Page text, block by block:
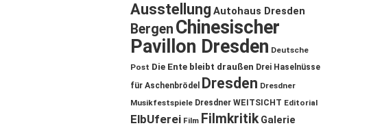
Ausstellung Autohaus Dresden
Bergen Chinesischer
Pavillon Dresden Deutsche
Post Die Ente bleibt draußen Drei Haselnüsse
für Aschenbrödel
Dresden Dresdner
Musikfestspiele Dresdner WEITSICHT Editorial
ElbUferei Film Filmkritik Galerie